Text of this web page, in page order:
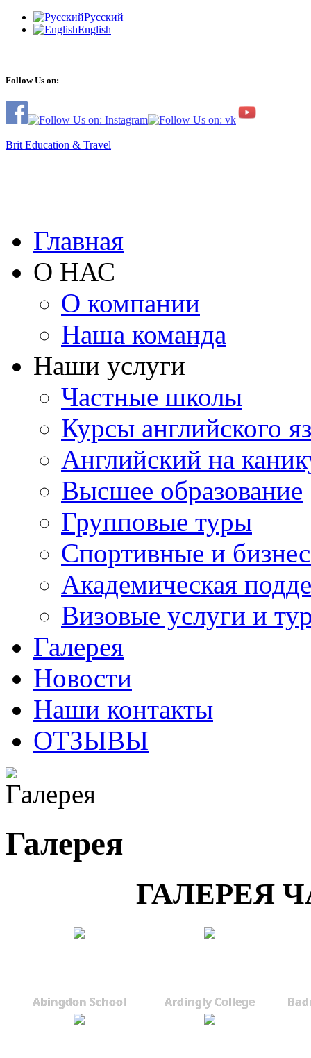
Русский
English
Follow Us on:
Brit Education & Travel
Главная
О НАС
О компании
Наша команда
Наши услуги
Частные школы
Курсы английского
Английский на
Высшее образование
Групповые туры
Спортивные и
Академическая
Визовые услуги и
Галерея
Новости
Наши контакты
ОТЗЫВЫ
Галерея
ГАЛЕРЕЯ
Abingdon School Ardingly College